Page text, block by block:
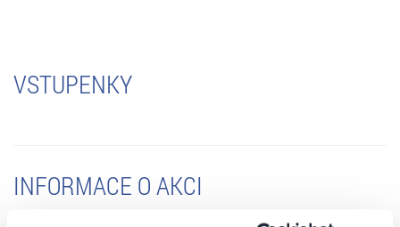
VSTUPENKY
INFORMACE O AKCI